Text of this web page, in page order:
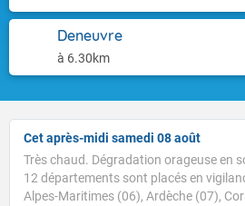
Deneuvre
à 6.30km
Cet après-midi samedi 08 août
Très chaud. Dégradation orageuse en
12 départements sont placés en
Alpes-Maritimes (06), Ardèche (07),